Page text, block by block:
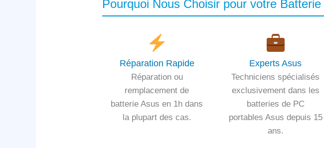
Pourquoi Nous Choisir pour votre
Réparation Rapide
Réparation ou
remplacement de
batterie Asus en 1h dans
la plupart des cas.
Experts Asus
Techniciens spécialisés
exclusivement dans les
batteries de PC
portables Asus depuis 15
ans.